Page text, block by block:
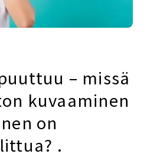
– missä
kuvaaminen
on
.